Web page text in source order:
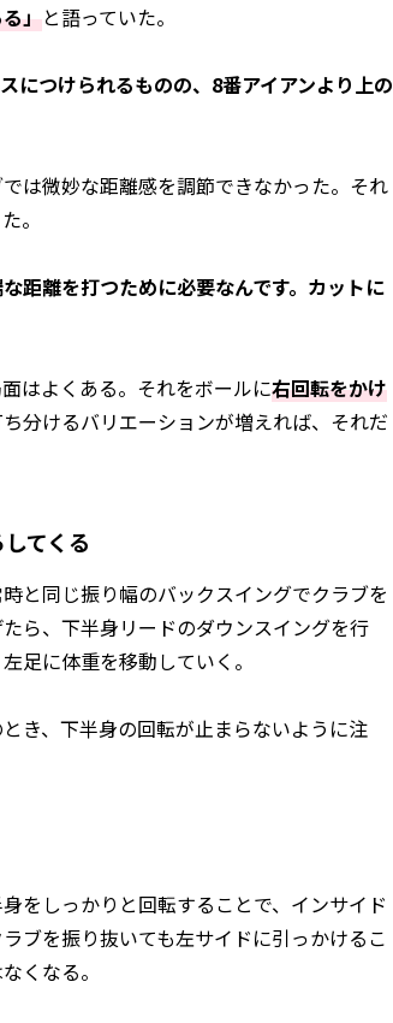
」と語っていた。
につけられるものの、8番アイアンより上の
は微妙な距離感を調節できなかった。それ
。
距離を打つために必要なんです。カットに
はよくある。それをボールに右回転をかけ
分けるバリエーションが増えれば、それだ
てくる
と同じ振り幅のバックスイングでクラブを
ら、下半身リードのダウンスイングを行
足に体重を移動していく。
とき、下半身の回転が止まらないように注
をしっかりと回転することで、インサイド
ブを振り抜いても左サイドに引っかけるこ
くなる。